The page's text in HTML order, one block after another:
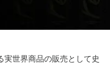
実世界商品の販売として史